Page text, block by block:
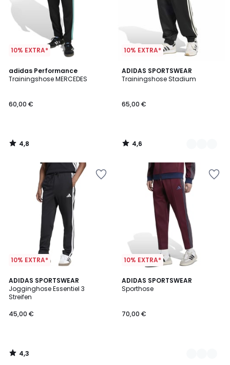
10% EXTRA*
adidas Performance
Trainingshose MERCEDES
60,00 €
4,8
/ 5
4,8
/
10% EXTRA*
ADIDAS SPORTSWEAR
Trainingshose Stadium
65,00 €
4,6
/ 5
2
Farben
4,6
/
10% EXTRA*
ADIDAS SPORTSWEAR
Jogginghose Essentiel 3
Streifen
45,00 €
4,3
/ 5
4,3
/
10% EXTRA*
ADIDAS SPORTSWEAR
Sporthose
70,00 €
2
Farben